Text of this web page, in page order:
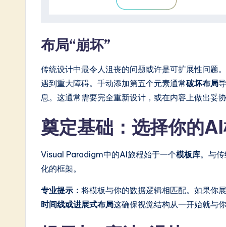
布局“崩坏”
传统设计中最令人沮丧的问题或许是可扩展性问题
遇到重大障碍。手动添加第五个元素通常破坏布局
息。这通常需要完全重新设计，或在内容上做出妥协
奠定基础：选择你的
Visual Paradigm中的AI旅程始于一个模板库。与
化的框架。
专业提示： 将模板与你的数据逻辑相匹配。如果你
时间线或进展式布局这确保视觉结构从一开始就与